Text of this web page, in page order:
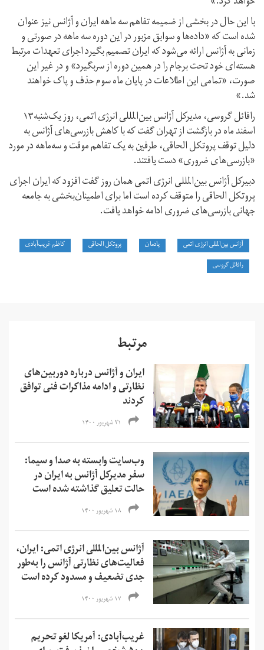
با این حال در بخشی از ضمیمه تفاهم سه ماهه ایران و آژانس نیز عنوان
شده است که «داده‌ها و سوابق مزبور در این دوره سه ماهه در صورتی و
زمانی به آژانس ارائه می‌شود که ایران تصمیم بگیرد اجرای تعهدات مرتبط
هسته‌ای خود تحت برجام را در همین دوره از سربگیرد» و در غیر این
صورت، «تمامی این اطلاعات در پایان ماه سوم حذف و پاک خواهند
شد.»
رافائل گروسی، مدیرکل آژانس بین‌المللی انرژی اتمی، روز یک‌شنبه۱۳
اسفند ماه در بازگشت از تهران گفت که با کاهش بازرسی‌های آژانس به
دلیل توقف پروتکل الحاقی، طرفين به یک تفاهم موقت و سه‌ماهه در مورد
«بازرسی‌های ضروری» دست یافتند.
دبیرکل آژانس بین‌المللی انرژی اتمی همان روز گفت افزود که ایران اجرای
پروتکل الحاقی را متوقف کرده است اما برای اطمینان‌بخشی به جامعه
جهانی بازرسی‌های ضروری ادامه خواهد یافت.
آژانس بین‌المللی انرژی اتمی پادمان پروتکل الحاقی
کاظم غریب‌آبادی
رافائل گروسی
مرتبط
ایران و آژانس درباره دوربین‌های
نظارتی و ادامه مذاکرات فنی توافق
کردند
۲۱ شهریور ۱۴۰۰
وب‌سایت وابسته به صدا و سیما:
سفر مدیرکل آژانس به ایران در
حالت تعلیق گذاشته شده است
۱۸ شهریور ۱۴۰۰
آژانس بین‌المللی انرژی اتمی: ایران،
فعالیت‌های نظارتی آژانس را به‌طور
جدی تضعیف و مسدود کرده است
۱۷ شهریور ۱۴۰۰
غریب‌آبادی: آمریکا لغو تحریم‌